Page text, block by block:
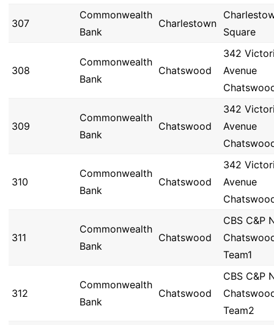
307
Commonwealth
Bank
Charlestown
Square
308
Commonwealth
Bank
Chatswood
342
Avenue
309
Commonwealth
Bank
Chatswood
342
Avenue
310
Commonwealth
Bank
Chatswood
342
Avenue
311
Commonwealth
Bank
Chatswood
CBS C&P
Team1
312
Commonwealth
Bank
Chatswood
CBS C&P
Team2